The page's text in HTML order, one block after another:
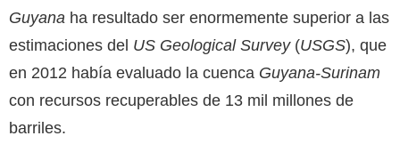
Guyana ha resultado ser enormemente superior a las
estimaciones del US Geological Survey(USGS), que
en 2012 había evaluado la cuenca Guyana-Surinam
con recursos recuperables de 13 mil millones de
barriles.